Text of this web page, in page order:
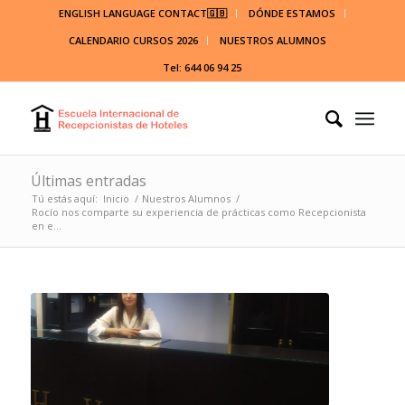
ENGLISH LANGUAGE CONTACT🇬🇧
DÓNDE ESTAMOS
CALENDARIO CURSOS 2026
NUESTROS ALUMNOS
Tel: 644 06 94 25
Últimas entradas
Tú estás aquí: Inicio / Nuestros Alumnos /
Rocío nos comparte su experiencia de prácticas como Recepcionista
en e...